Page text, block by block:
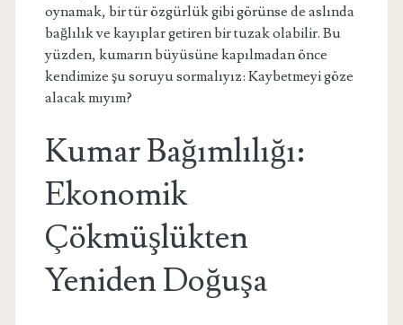
oynamak, bir tür özgürlük gibi görünse de aslında
bağlılık ve kayıplar getiren bir tuzak olabilir. Bu
yüzden, kumarın büyüsüne kapılmadan önce
kendimize şu soruyu sormalıyız: Kaybetmeyi göze
alacak mıyım?
Kumar Bağımlılığı:
Ekonomik
Çökmüşlükten
Yeniden Doğuşa